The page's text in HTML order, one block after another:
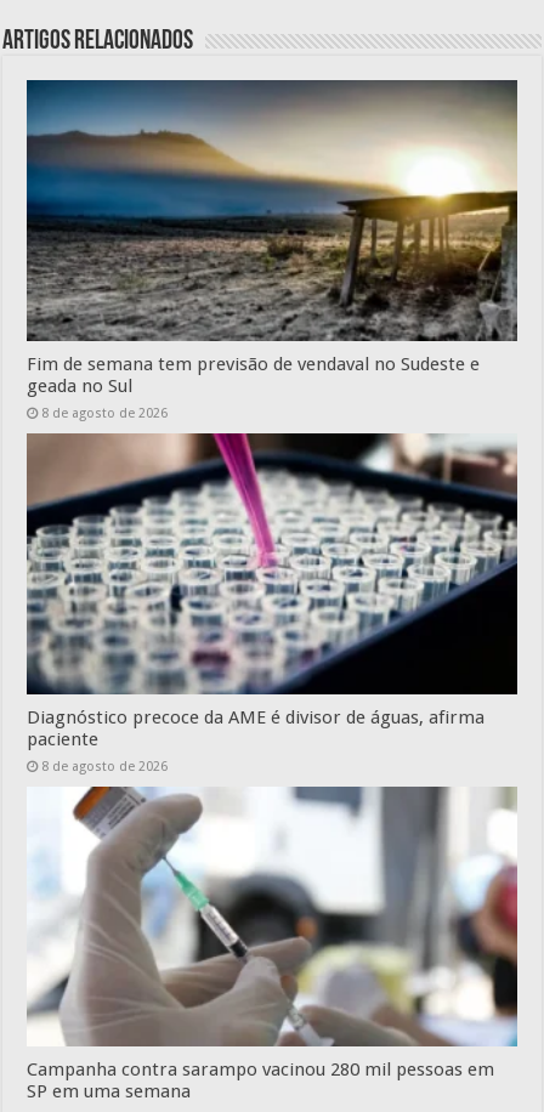
Artigos relacionados
Fim de semana tem previsão de vendaval no Sudeste e
geada no Sul
8 de agosto de 2026
Diagnóstico precoce da AME é divisor de águas, afirma
paciente
8 de agosto de 2026
Campanha contra sarampo vacinou 280 mil pessoas em
SP em uma semana